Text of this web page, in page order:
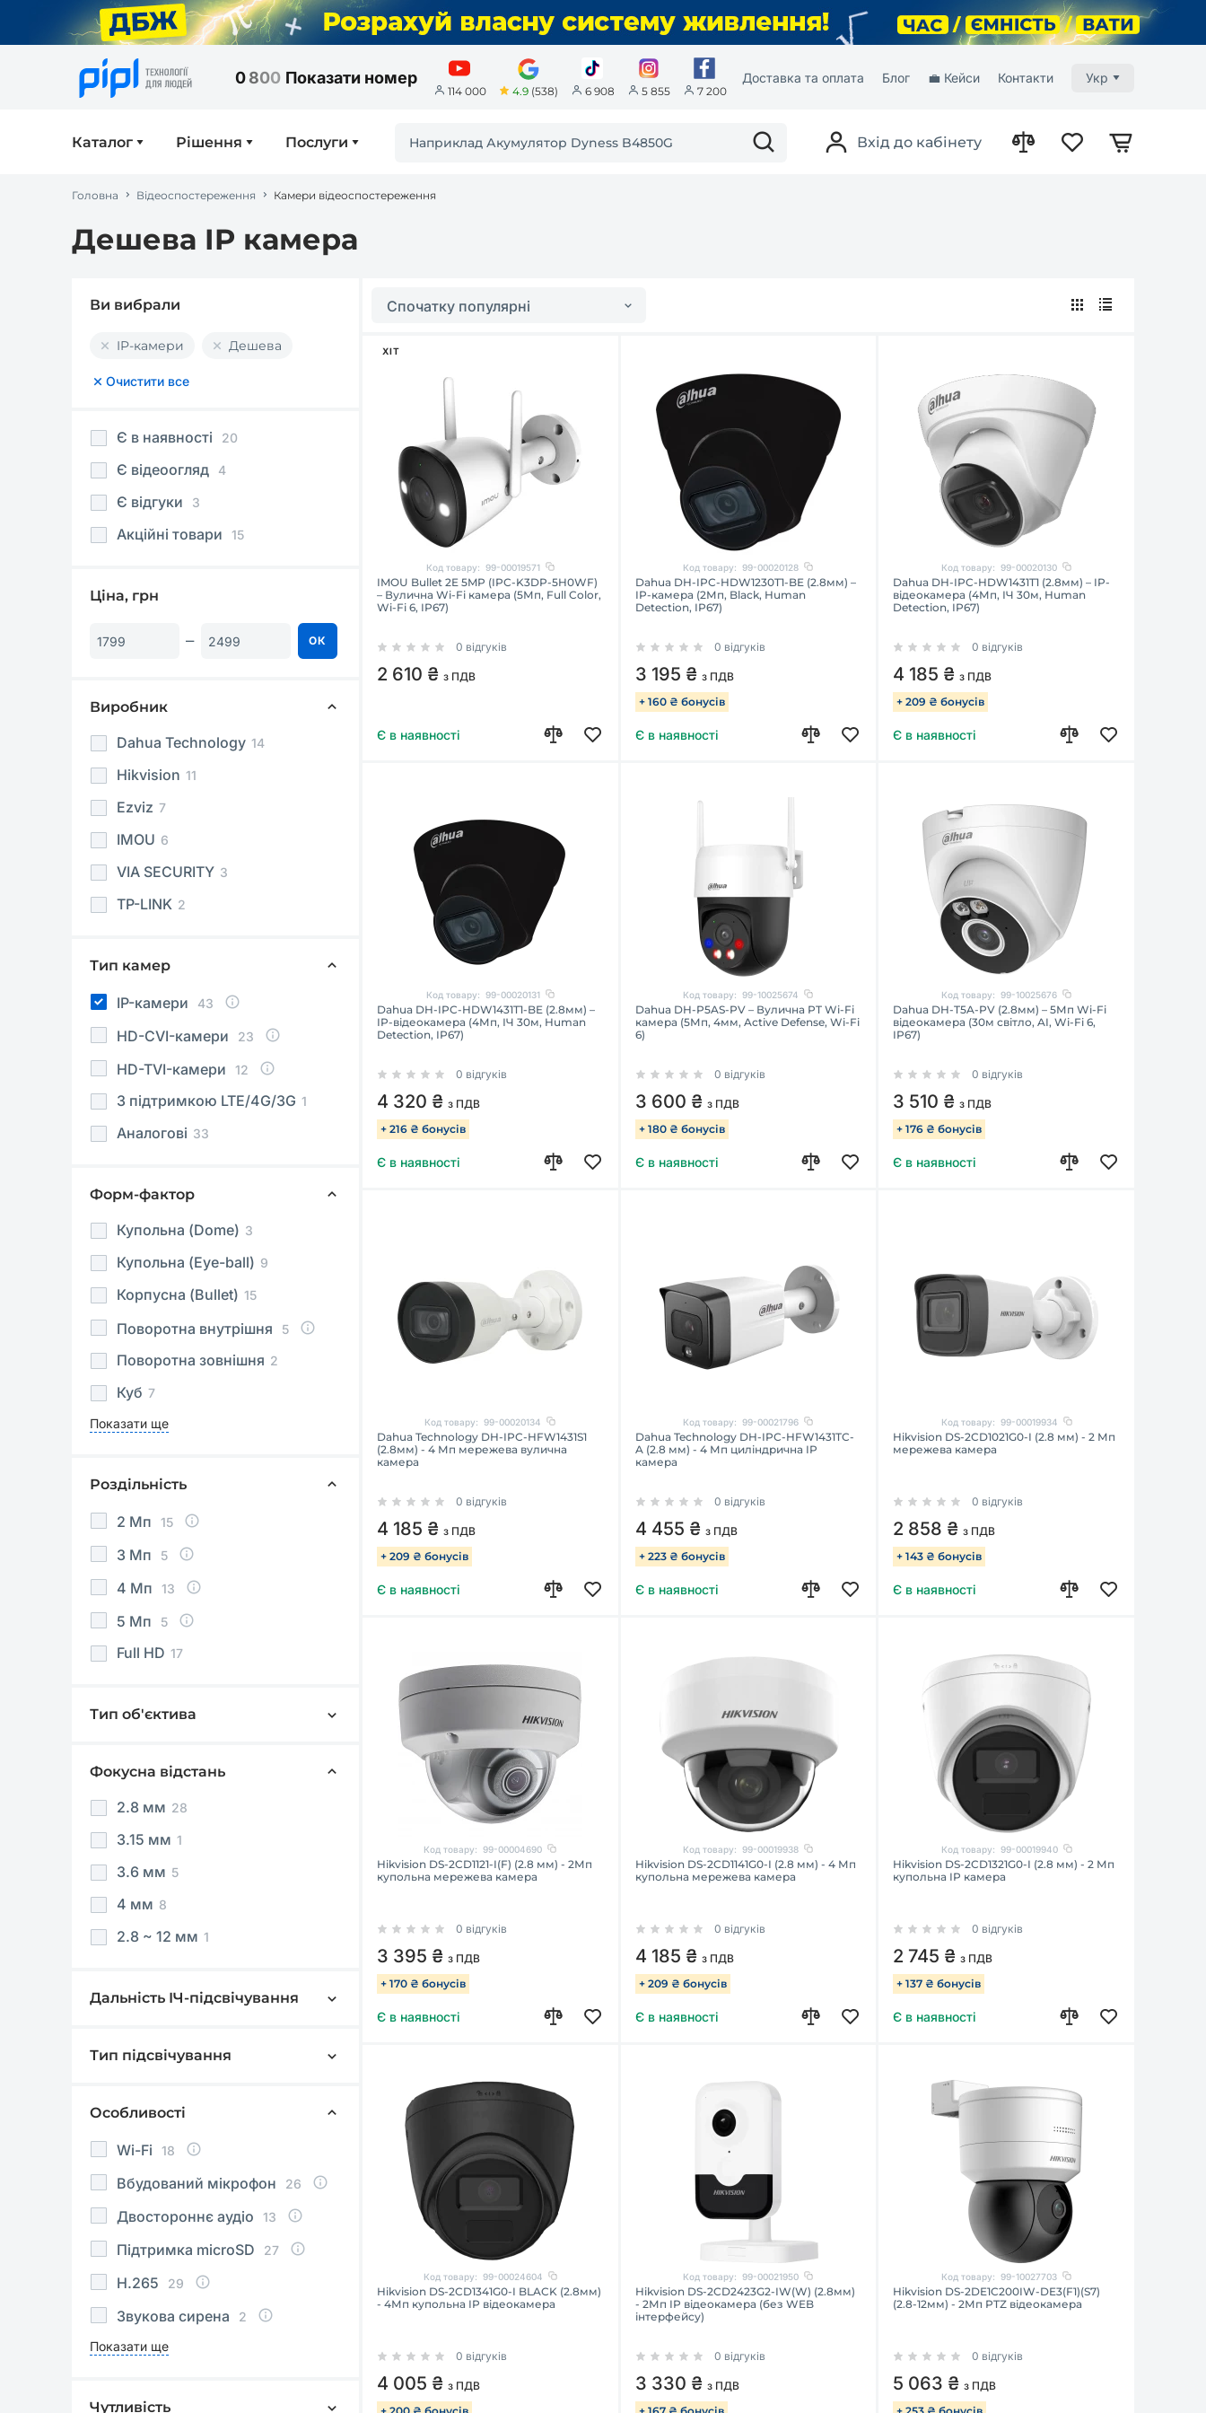
0800 Показати номер
114 000 4.9(538) 6 908 5 855 7 200
Доставка та оплата Блог 💼 Кейси Контакти Укр
Каталог Рішення Послуги Вхід до кабінету
Головна Відеоспостереження Камери відеоспостереження
Дешева IP камера
Ви вибрали
IP-камери Дешева
Очистити все
Є в наявності 20
Є відеоогляд 4
Є відгуки 3
Акційні товари 15
Ціна, грн
ОК
Виробник
Dahua Technology 14
Hikvision 11
Ezviz 7
IMOU 6
VIA SECURITY 3
TP-LINK 2
Тип камер
IP-камери 43
HD-CVI-камери 23
HD-TVI-камери 12
З підтримкою LTE/4G/3G 1
Аналогові 33
Форм-фактор
Купольна (Dome) 3
Купольна (Eye-ball) 9
Корпусна (Bullet) 15
Поворотна внутрішня 5
Поворотна зовнішня 2
Куб 7
Показати ще
Роздільність
2 Мп 15
3 Мп 5
4 Мп 13
5 Мп 5
Full HD 17
Тип об'єктива
Варіофокальний
Фокусна відстань
2.8 мм 28
3.15 мм 1
3.6 мм 5
4 мм 8
2.8 ~ 12 мм 1
Дальність ІЧ-підсвічування
15 м 1
30 м 30
40 м 1
Тип підсвічування
Видиме світло
Подвійне підсвічування
Особливості
Wi-Fi 18
Вбудований мікрофон 26
Двостороннє аудіо 13
Підтримка microSD 27
H.265 29
Звукова сирена
2
Показати ще
Чутливість
Спочатку популярні
ХІТ
Код товару: 99-00019571
IMOU Bullet 2E 5MP (IPC-K3DP-5H0WF)
– Вулична Wi-Fi камера (5Мп, Full Color,
Wi-Fi 6, IP67)
0 відгуків
2 610 ₴ з ПДВ
Є в наявності
Код товару: 99-00020128
Dahua DH-IPC-HDW1230T1-BE (2.8мм) –
IP-камера (2Мп, Black, Human
Detection, IP67)
0 відгуків
3 195 ₴ з ПДВ
+ 160 ₴ бонусів
Є в наявності
Код товару: 99-00020130
Dahua DH-IPC-HDW1431T1 (2.8мм) – IP-
відеокамера (4Мп, ІЧ 30м, Human
Detection, IP67)
0 відгуків
4 185 ₴з ПДВ
+ 209 ₴ бонусів
Є в наявності
Код товару: 99-00020131
Dahua DH-IPC-HDW1431T1-BE (2.8мм) –
IP-відеокамера (4Мп, ІЧ 30м, Human
Detection, IP67)
0 відгуків
4 320 ₴ з ПДВ
+ 216 ₴ бонусів
Є в наявності
Код товару: 99-10025674
Dahua DH-P5AS-PV – Вулична PT Wi-Fi
камера (5Мп, 4мм, Active Defense, Wi-Fi
6)
0 відгуків
3 600 ₴ з ПДВ
+ 180 ₴ бонусів
Є в наявності
Код товару: 99-10025676
Dahua DH-T5A-PV (2.8мм) – 5Мп Wi-Fi
відеокамера (30м світло, AI, Wi-Fi 6,
IP67)
0 відгуків
3 510 ₴з ПДВ
+ 176 ₴ бонусів
Є в наявності
Код товару: 99-00020134
Dahua Technology DH-IPC-HFW1431S1
(2.8мм) - 4 Мп мережева вулична
камера
0 відгуків
4 185 ₴ з ПДВ
+ 209 ₴ бонусів
Є в наявності
Код товару: 99-00021796
Dahua Technology DH-IPC-HFW1431TC-
A (2.8 мм) - 4 Мп циліндрична IP
камера
0 відгуків
4 455 ₴ з ПДВ
+ 223 ₴ бонусів
Є в наявності
Код товару: 99-00019934
Hikvision DS-2CD1021G0-I (2.8 мм) - 2 Мп
мережева камера
0 відгуків
2 858 ₴з ПДВ
+ 143 ₴ бонусів
Є в наявності
Код товару: 99-00004690
Hikvision DS-2CD1121-I(F) (2.8 мм) - 2Мп
купольна мережева камера
0 відгуків
3 395 ₴ з ПДВ
+ 170 ₴ бонусів
Є в наявності
Код товару: 99-00019938
Hikvision DS-2CD1141G0-I (2.8 мм) - 4 Мп
купольна мережева камера
0 відгуків
4 185 ₴ з ПДВ
+ 209 ₴ бонусів
Є в наявності
Код товару: 99-00019940
Hikvision DS-2CD1321G0-I (2.8 мм) - 2 Мп
купольна IP камера
0 відгуків
2 745 ₴з ПДВ
+ 137 ₴ бонусів
Є в наявності
Код товару: 99-00024604
Hikvision DS-2CD1341G0-I BLACK (2.8мм)
- 4Мп купольна IP відеокамера
0 відгуків
4 005 ₴ з ПДВ
Код товару: 99-00021950
Hikvision DS-2CD2423G2-IW(W) (2.8мм)
- 2Мп IP відеокамера (без WEB
інтерфейсу)
0 відгуків
3 330 ₴ з ПДВ
Код товару: 99-10027703
Hikvision DS-2DE1C200IW-DE3(F1)(S7)
(2.8-12мм) - 2Мп PTZ відеокамера
0 відгуків
5 063 ₴з ПДВ